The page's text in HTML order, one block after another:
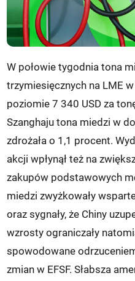
W połowie tygodnia tona
trzymiesięcznych na LME
poziomie 7 340 USD za
Szanghaju tona miedzi w
zdrożała o 1,1 procent.
akcji wpłynął też na
zakupów podstawowych
miedzi zwyżkowały
oraz sygnały, że Chiny
wzrosty ograniczały
spowodowane
zmian w EFSF. Słabsza